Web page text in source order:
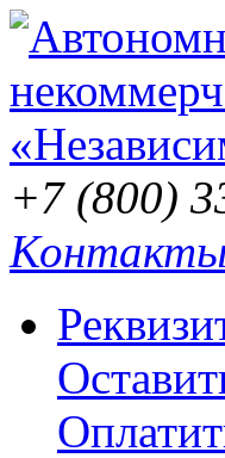
+7 (800)
Контакты